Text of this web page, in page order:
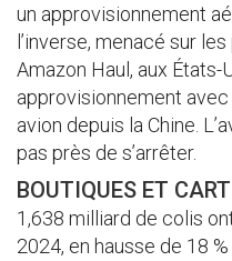
un approvisionnement
l’inverse, menacé sur
Amazon Haul, aux États-
approvisionnement
avion depuis la Chine.
pas près de s’arrêter.
BOUTIQUES ET
1,638 milliard de colis
2024, en hausse de 18